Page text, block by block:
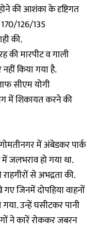
की आशंका के दृष्टिगत
126/135
की.
की मारपीट व गाली
किया गया है.
सीएम योगी
में शिकायत करने की
में अंबेडकर पार्क
जलभराव हो गया था.
से अभद्रता की.
जिनमें दोपहिया वाहनों
उन्हें घसीटकर पानी
ने कारें रोककर जबरन